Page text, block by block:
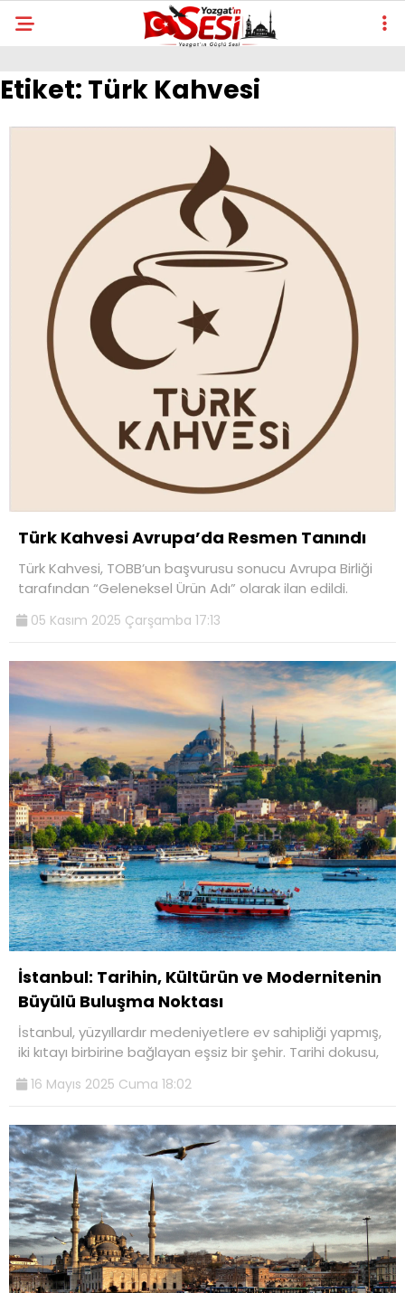
Etiket: Türk Kahvesi
Türk Kahvesi Avrupa’da Resmen Tanındı
Türk Kahvesi, TOBB’un başvurusu sonucu Avrupa Birliği
tarafından “Geleneksel Ürün Adı” olarak ilan edildi.
05 Kasım 2025 Çarşamba 17:13
İstanbul: Tarihin, Kültürün ve Modernitenin
Büyülü Buluşma Noktası
İstanbul, yüzyıllardır medeniyetlere ev sahipliği yapmış,
iki kıtayı birbirine bağlayan eşsiz bir şehir. Tarihi dokusu,
16 Mayıs 2025 Cuma 18:02